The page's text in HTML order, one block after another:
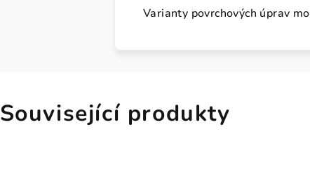
Varianty povrchových úprav
Související produkty